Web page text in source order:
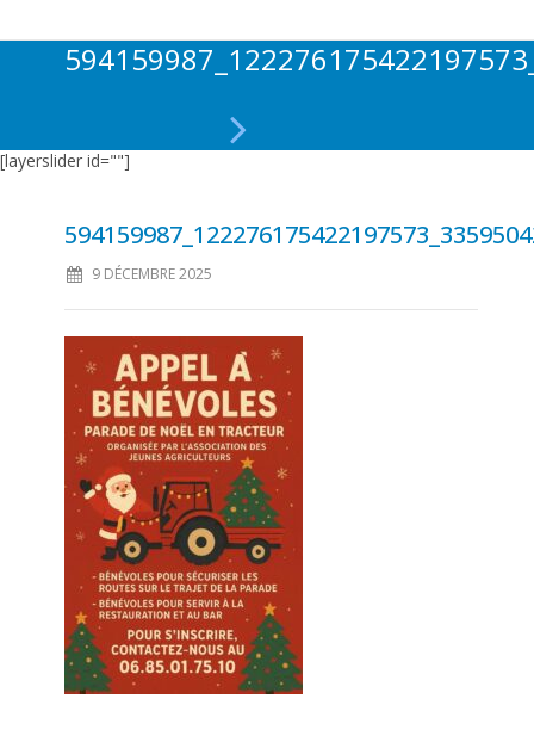
[layerslider id=""]
9 DÉCEMBRE 2025